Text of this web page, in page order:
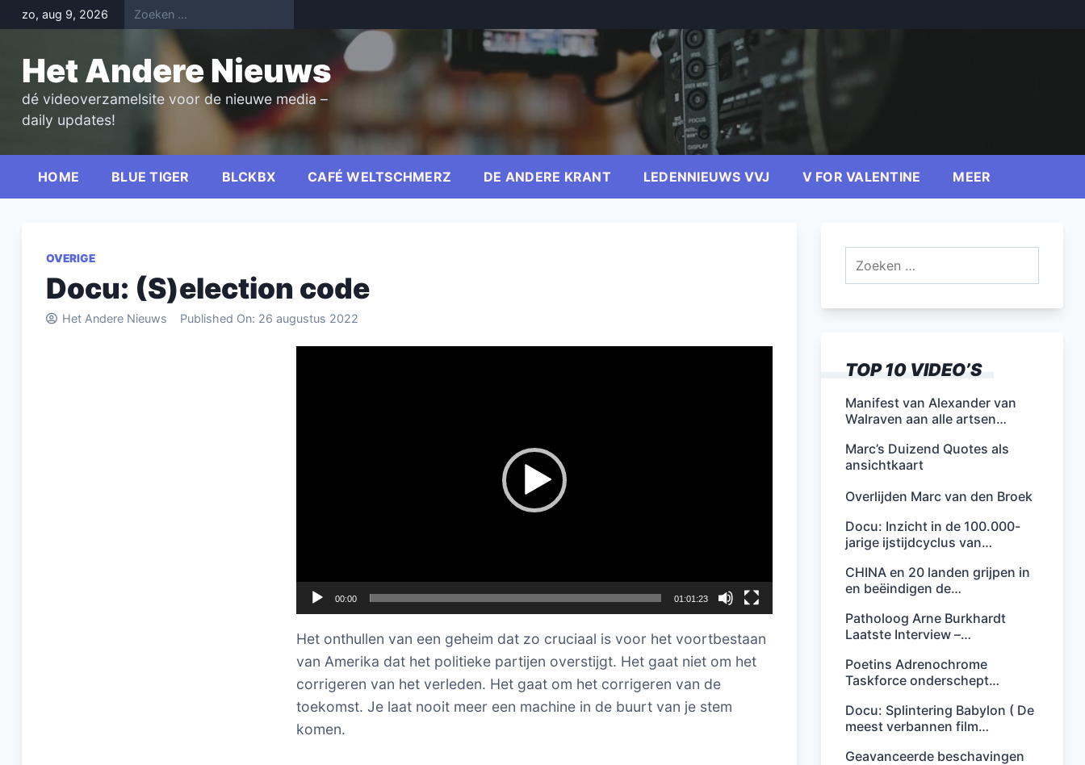
Skip
to
zo, aug 9, 2026
Het Andere Nieuws
dé videoverzamelsite voor de nieuwe media –
daily updates!
HOME BLUE TIGER BLCKBX CAFÉ WELTSCHMERZ DE ANDERE KRANT LEDENNIEUWS VVJ V FOR VALENTINE MEER
OVERIGE
Docu: (S)election code
Het Andere Nieuws Published On: 26 augustus 2022
00:00 01:01:23
Het onthullen van een geheim dat zo cruciaal is voor het voortbestaan
van Amerika dat het politieke partijen overstijgt. Het gaat niet om het
corrigeren van het verleden. Het gaat om het corrigeren van de
toekomst. Je laat nooit meer een machine in de buurt van je stem
komen.
TOP 10 VIDEO’S
Manifest van Alexander van
Walraven aan alle artsen…
Marc’s Duizend Quotes als
ansichtkaart
Overlijden Marc van den Broek
Docu: Inzicht in de 100.000-
jarige ijstijdcyclus van…
CHINA en 20 landen grijpen in
en beëindigen de…
Patholoog Arne Burkhardt
Laatste Interview –…
Poetins Adrenochrome
Taskforce onderschept…
Docu: Splintering Babylon ( De
meest verbannen film…
Geavanceerde beschavingen